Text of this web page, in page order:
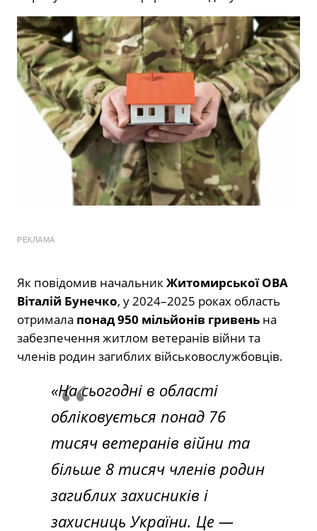
РЕКЛАМА
Як повідомив начальник Житомирської ОВА
Віталій Бунечко, у 2024–2025 роках область
отримала понад 950 мільйонів гривень на
забезпечення житлом ветеранів війни та
членів родин загиблих військовослужбовців.
«На сьогодні в області
обліковується понад 76
тисяч ветеранів війни та
більше 8 тисяч членів родин
загиблих захисників і
захисниць України. Це —